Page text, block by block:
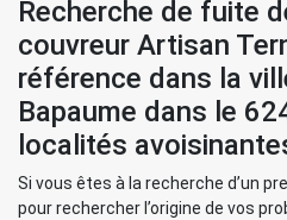
Recherche de fuite
couvreur Artisan
référence dans la
Bapaume dans le
localités
Si vous êtes à la recherche d’un
pour rechercher l’origine de vos